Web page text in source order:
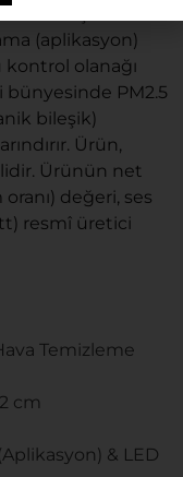
(aplikasyon)
olanağı
bünyesinde PM2.5
bileşik)
Ürün,
Ürünün net
oranı) değeri, ses
resmî üretici
Temizleme
cm
& LED